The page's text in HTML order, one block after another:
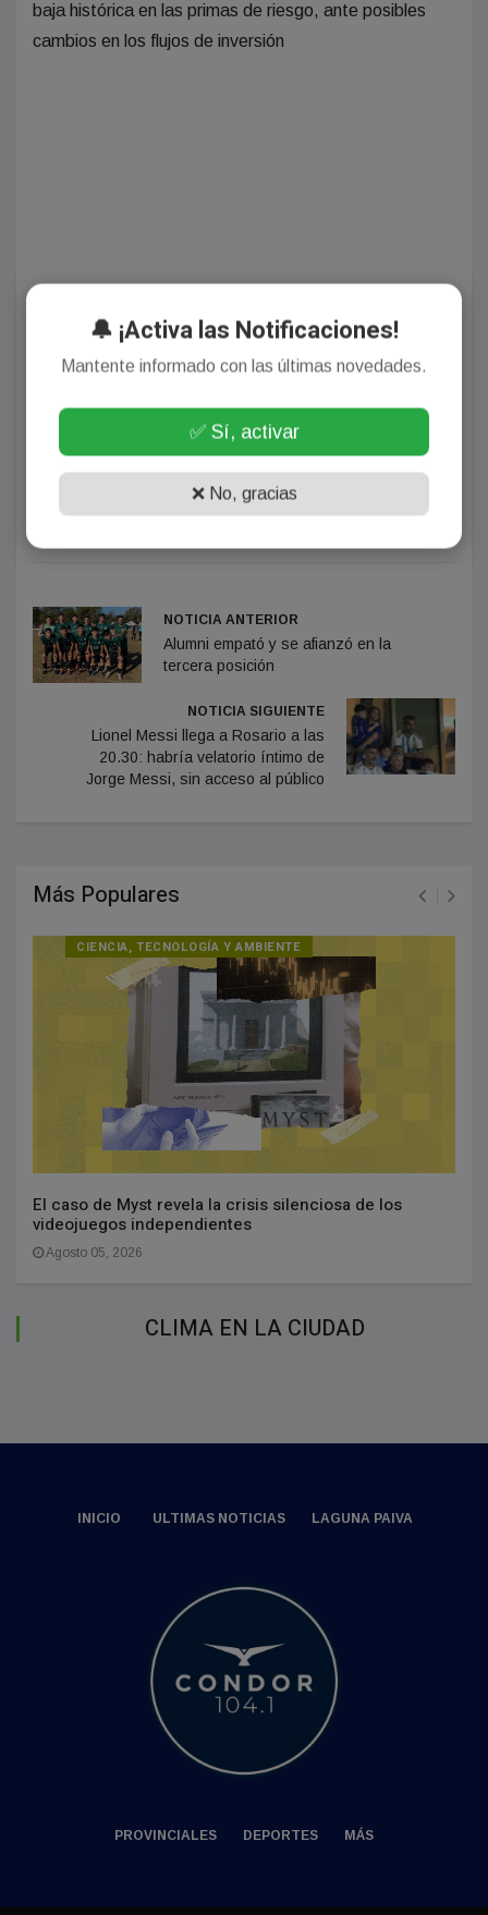
baja histórica en las primas de riesgo, ante posibles
cambios en los flujos de inversión
Autor:
trampa-de-wall-street-que-teme-la-city-tras-la-caida-
NOTICIA ANTERIOR
Alumni empató y se afianzó en la
tercera posición
NOTICIA SIGUIENTE
Lionel Messi llega a Rosario a las
20.30: habría velatorio íntimo de
Jorge Messi, sin acceso al público
Más Populares
CIENCIA, TECNOLOGÍA Y AMBIENTE
El caso de Myst revela la crisis silenciosa de los
videojuegos independientes
Agosto 05, 2026
CLIMA EN LA CIUDAD
INICIO ULTIMAS NOTICIAS LAGUNA PAIVA
PROVINCIALES DEPORTES MÁS
🔔 ¡Activa las Notificaciones!
Mantente informado con las últimas novedades.
✅ Sí, activar
❌ No, gracias